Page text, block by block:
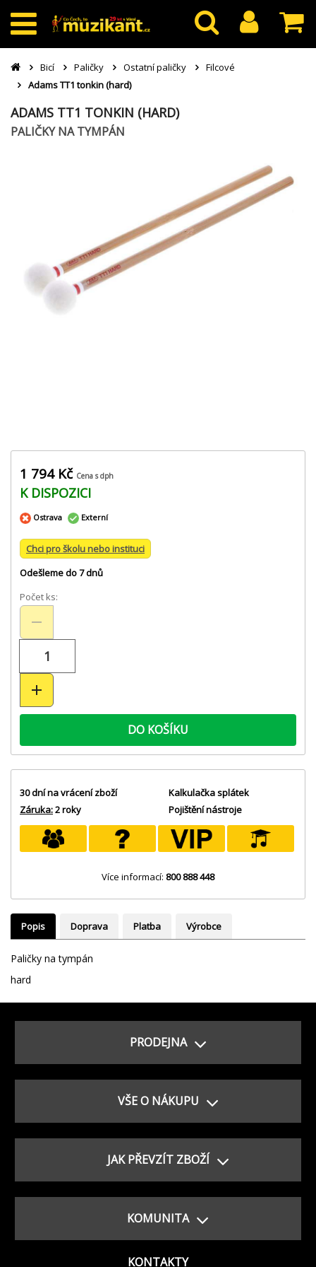
Bicí Paličky Ostatní paličky
Filcové
Adams TT1 tonkin (hard)
ADAMS TT1 TONKIN (HARD)
PALIČKY NA TYMPÁN
1 794 Kč Cena s dph
K DISPOZICI
Ostrava Externí
Chci pro školu nebo instituci
Odešleme do 7 dnů
Počet ks:
DO KOŠÍKU
30 dní na vrácení zboží
Záruka:2 roky
Kalkulačka splátek
Pojištění nástroje
Více informací: 800 888 448
Popis Doprava Platba Výrobce
Paličky na tympán
hard
PRODEJNA
VŠE O NÁKUPU
JAK PŘEVZÍT ZBOŽÍ
KOMUNITA
KONTAKTY